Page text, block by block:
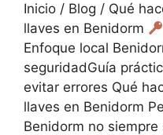
Inicio / Blog / Qué
llaves en Benidorm
Enfoque local
seguridadGuía
evitar errores Qué
llaves en Benidorm
Benidorm no